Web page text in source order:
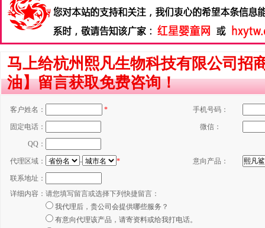
马上给杭州熙凡生物科技有限公司招
油】留言获取免费咨询！
客户姓名： * 手机号码：
固定电话： 微信：
QQ：
代理区域： - * 意向产品：
联系地址：
详细内容： 请您填写留言或选择下列快捷留言：
我代理后，贵公司会提供哪些服务？
有意向代理该产品，请寄资料或给我打电话。